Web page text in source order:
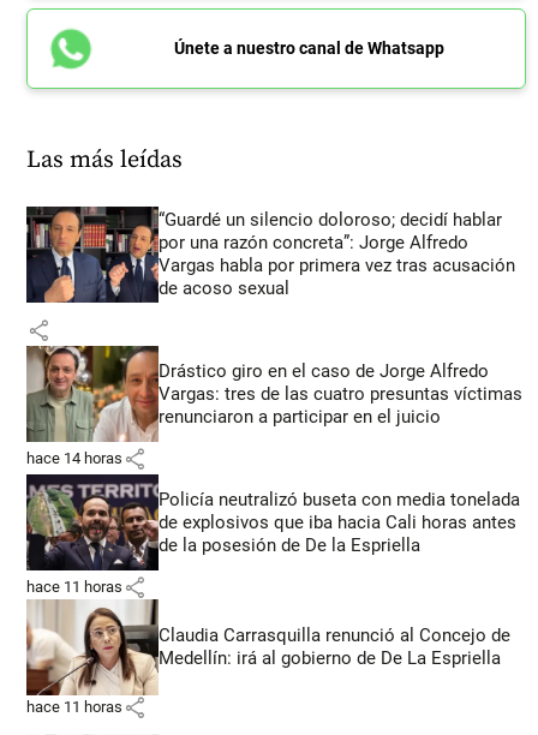
Únete a nuestro canal de Whatsapp
Las más leídas
“Guardé un silencio doloroso; decidí hablar
por una razón concreta”: Jorge Alfredo
Vargas habla por primera vez tras acusación
de acoso sexual
share
Drástico giro en el caso de Jorge Alfredo
Vargas: tres de las cuatro presuntas víctimas
renunciaron a participar en el juicio
hace 14 horas share
Policía neutralizó buseta con media tonelada
de explosivos que iba hacia Cali horas antes
de la posesión de De la Espriella
hace 11 horas share
Claudia Carrasquilla renunció al Concejo de
Medellín: irá al gobierno de De La Espriella
hace 11 horas share